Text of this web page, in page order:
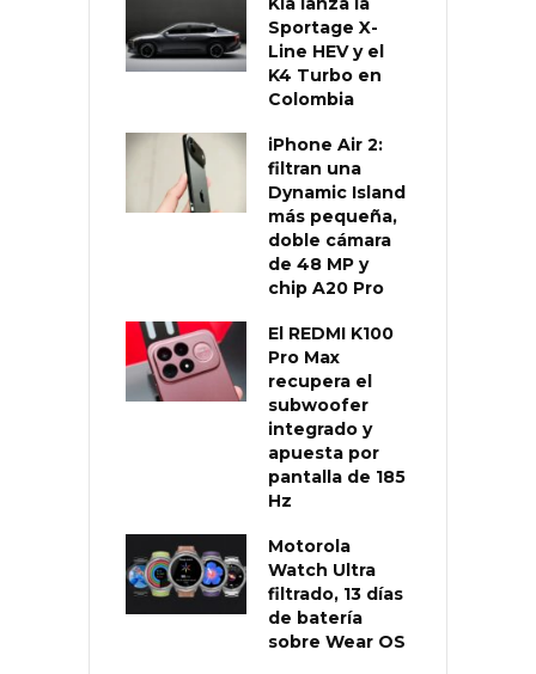
Sportage X-
Line HEV y el
K4 Turbo en
Colombia
iPhone Air 2:
filtran una
Dynamic Island
más pequeña,
doble cámara
de 48 MP y
chip A20 Pro
El REDMI K100
Pro Max
recupera el
subwoofer
integrado y
apuesta por
pantalla de 185
Hz
Motorola
Watch Ultra
filtrado, 13 días
de batería
sobre Wear OS